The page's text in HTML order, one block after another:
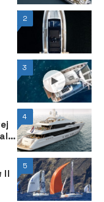
2
3
4
5
II